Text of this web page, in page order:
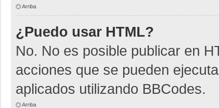
Arriba
¿Puedo usar HTML?
No. No es posible publicar en
acciones que se pueden
aplicados utilizando BBCodes.
Arriba